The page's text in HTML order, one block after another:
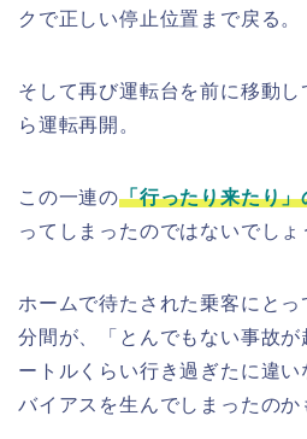
クで正しい停止位置まで戻る。
そして再び運転台を前に移動
ら運転再開。
この一連の「行ったり来たり
ってしまったのではないでしょ
ホームで待たされた乗客にと
分間が、「とんでもない事故
ートルくらい行き過ぎたに違
バイアスを生んでしまったのか